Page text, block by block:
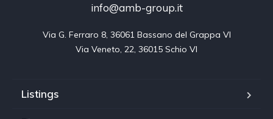
info@amb-group.it
Via G. Ferraro 8, 36061 Bassano del Grappa VI
Via Veneto, 22, 36015 Schio VI
Listings